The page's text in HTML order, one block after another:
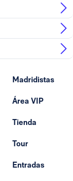
Madridistas
Área VIP
Tienda
Tour
Entradas